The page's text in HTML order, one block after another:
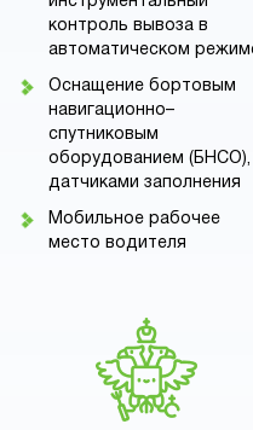
контроль вывоза в
автоматическом
Оснащение бортовым
навигационно–
спутниковым
оборудованием (БНСО),
датчиками заполнения
Мобильное рабочее
место водителя